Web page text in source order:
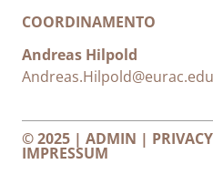
COORDINAMENTO
Andreas Hilpold
Andreas.Hilpold@eurac.edu
© 2025 | ADMIN |
IMPRESSUM